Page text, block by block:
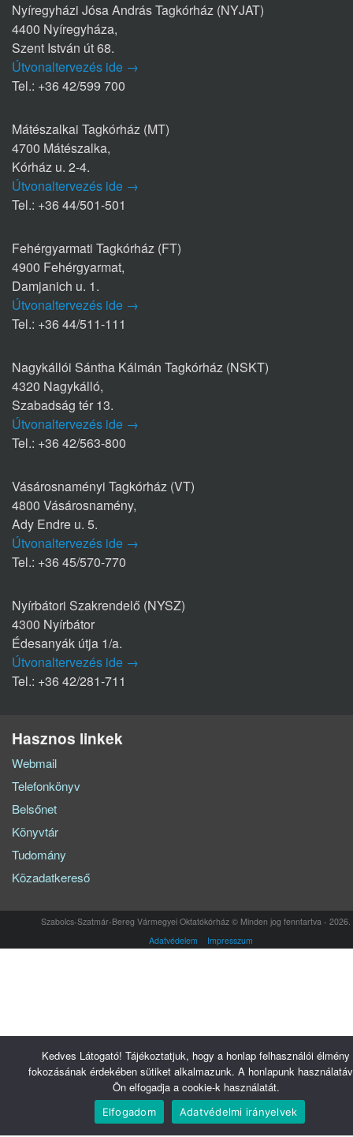
Nyíregyházi Jósa András Tagkórház (NYJAT)
4400 Nyíregyháza,
Szent István út 68.
Útvonaltervezés ide →
Tel.: +36 42/599 700
Mátészalkai Tagkórház (MT)
4700 Mátészalka,
Kórház u. 2-4.
Útvonaltervezés ide →
Tel.: +36 44/501-501
Fehérgyarmati Tagkórház (FT)
4900 Fehérgyarmat,
Damjanich u. 1.
Útvonaltervezés ide →
Tel.: +36 44/511-111
Nagykállói Sántha Kálmán Tagkórház (NSKT)
4320 Nagykálló,
Szabadság tér 13.
Útvonaltervezés ide →
Tel.: +36 42/563-800
Vásárosnaményi Tagkórház (VT)
4800 Vásárosnamény,
Ady Endre u. 5.
Útvonaltervezés ide →
Tel.: +36 45/570-770
Nyírbátori Szakrendelő (NYSZ)
4300 Nyírbátor
Édesanyák útja 1/a.
Útvonaltervezés ide →
Tel.: +36 42/281-711
Hasznos linkek
Webmail
Telefonkönyv
Belsőnet
Könyvtár
Tudomány
Közadatkereső
Szabolcs-Szatmár-Bereg Vármegyei Oktatókórház © Minden jog fenntartva - 2026.
Adatvédelem
Impresszum
Kedves Látogató! Tájékoztatjuk, hogy a honlap felhasználói élmény
fokozásának érdekében sütiket alkalmazunk. A honlapunk
Ön elfogadja a cookie-k használatát.
Elfogadom Adatvédelmi irányelvek